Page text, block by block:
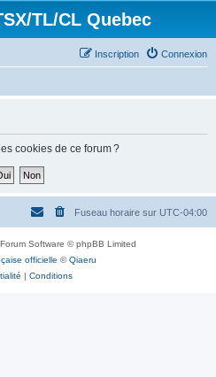
TL/CL Quebec
Connexion
Inscription
cookies de ce forum ?
Fuseau horaire sur UTC-04:00
Software © phpBB Limited
officielle ©Qiaeru
| Conditions